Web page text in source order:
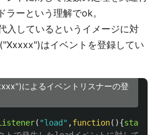
ラーという理解でok。
入しているというイメージに対
はイベントを登録してい
によるイベントリスナーの登
( "load " ,function(){